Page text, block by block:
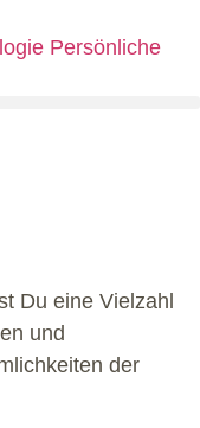
Du eine Vielzahl
und
der